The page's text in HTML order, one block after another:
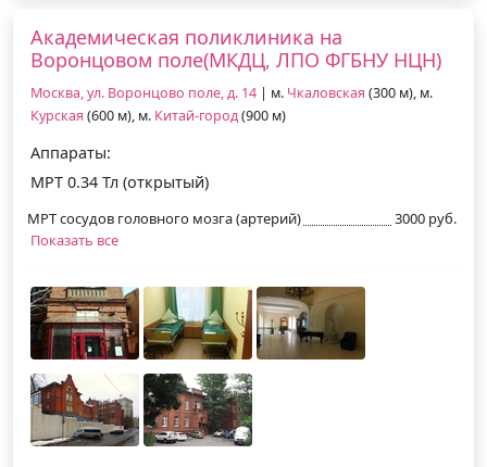
Академическая поликлиника на
Воронцовом поле(МКДЦ, ЛПО ФГБНУ НЦН)
Москва, ул. Воронцово поле, д. 14 | м. Чкаловская (300 м), м.
Курская (600 м), м. Китай-город(900 м)
Аппараты:
МРТ 0.34 Тл (открытый)
МРТ сосудов головного мозга (артерий)
3000 руб.
Показать все